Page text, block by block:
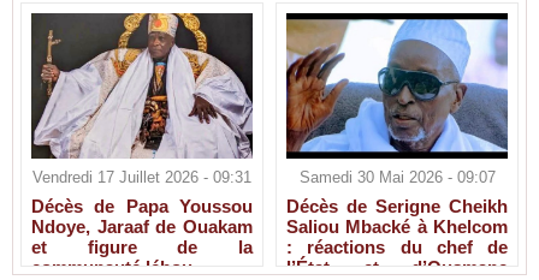
Vendredi 17 Juillet 2026 - 09:31
Décès de Papa Youssou
Ndoye, Jaraaf de Ouakam
et figure de la
communauté lébou
Samedi 30 Mai 2026 - 09:07
Décès de Serigne Cheikh
Saliou Mbacké à Khelcom
: réactions du chef de
l’État et d’Ousmane